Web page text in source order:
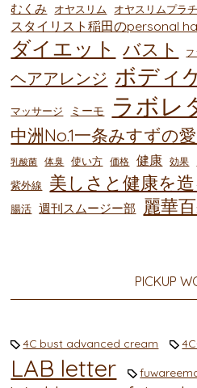
むくみ オヤスリム オヤスリムプラ
スタイリスト稲田のpersonal
ダイエット バスト フ
ヘアアレンジ ボディ
マッサージ ミーモ ラボレ
中洲No.1一条みすずの
乳酸菌 体臭 使い方 価格 健康 効果
紫外線 美しさと健康を造
腸活 週刊スムージー部 麗華
PICKUP
4C bust advanced cream
LAB letter